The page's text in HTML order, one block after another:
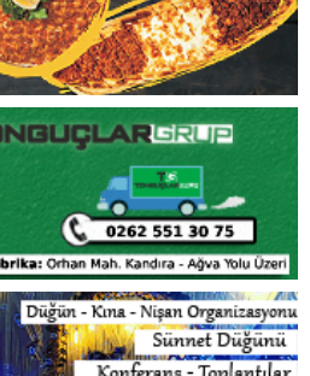
bütün başvurularımıza
Yetkililerden 100 metre
asfaltlamasını istiyoruz.
Başkanımız İbrahim
göstermesini bekliyoruz.